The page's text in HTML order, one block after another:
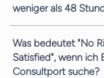
weniger als 48
Arbeitstage
Komplexität der
Verfügbarkeit der
Was bedeutet "No
Satisfied", wenn ich
Consultport suche?